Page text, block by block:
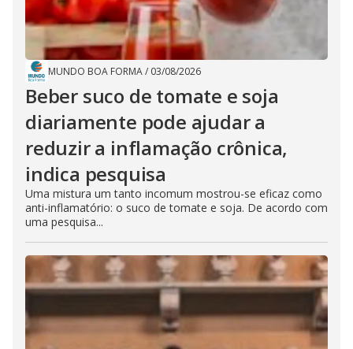
MUNDO BOA FORMA/ 03/08/2026
Beber suco de tomate e soja
diariamente pode ajudar a
reduzir a inflamação crônica,
indica pesquisa
Uma mistura um tanto incomum mostrou-se eficaz como
anti-inflamatório: o suco de tomate e soja. De acordo com
uma pesquisa...